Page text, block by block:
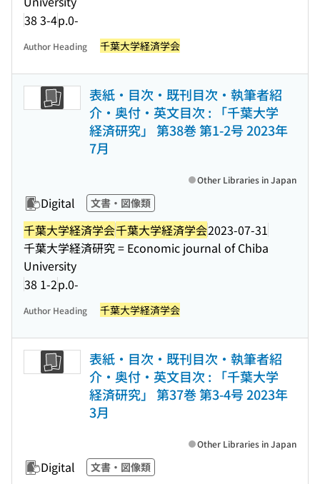
38 3-4p.0-
Author Heading 千葉大学経済学会
表紙・目次・既刊目次・執筆者紹
介・奥付・英文目次 : 「千葉大学
経済研究」 第38巻 第1-2号 2023年
7月
Digital 文書・図像類
千葉大学経済学会千葉大学経済学会2023-07-31
千葉大学経済研究 = Economic journal of Chiba
University
38 1-2p.0-
Other Libraries in Japan
Author Heading 千葉大学経済学会
表紙・目次・既刊目次・執筆者紹
介・奥付・英文目次 : 「千葉大学
経済研究」 第37巻 第3-4号 2023年
3月
Digital 文書・図像類
Other Libraries in Japan